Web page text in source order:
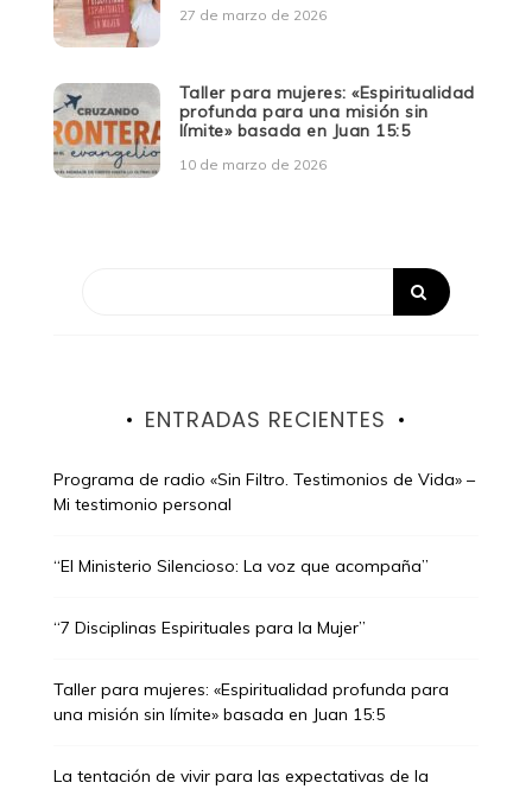
27 de marzo de 2026
Taller para mujeres: «Espiritualidad
profunda para una misión sin
límite» basada en Juan 15:5
10 de marzo de 2026
ENTRADAS RECIENTES
Programa de radio «Sin Filtro. Testimonios de Vida» –
Mi testimonio personal
“El Ministerio Silencioso: La voz que acompaña”
“7 Disciplinas Espirituales para la Mujer”
Taller para mujeres: «Espiritualidad profunda para
una misión sin límite» basada en Juan 15:5
La tentación de vivir para las expectativas de la